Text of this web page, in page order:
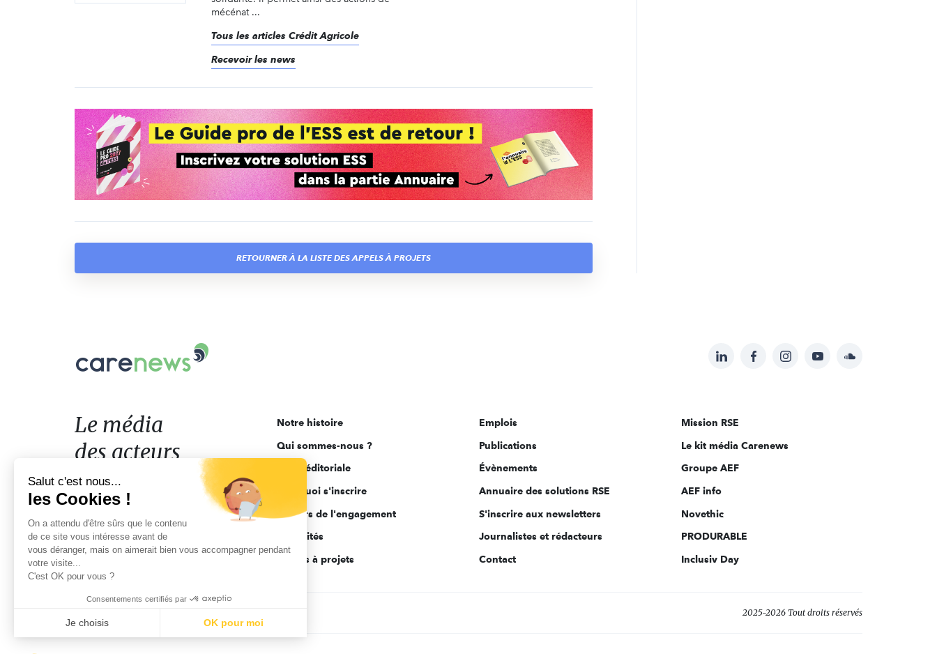
mécénat ...
Tous les articles Crédit Agricole
Recevoir les news
RETOURNER À LA LISTE DES APPELS À PROJETS
Suivez-
sur:
LinkedInFacebookInstagramYouTubeSoundcloud
Le
acteurs
de
l'engagement
Le média
des acteurs
de l'engagement
Notre histoire
Qui sommes-nous ?
Ligne éditoriale
Pourquoi s'inscrire
Acteurs de l'engagement
Actualités
Appels à projets
Emplois
Publications
Évènements
Annuaire des solutions RSE
S'inscrire aux newsletters
Journalistes et rédacteurs
Contact
Mission RSE
Le kit média Carenews
Groupe AEF
AEF info
Novethic
PRODURABLE
Inclusiv Day
2025-2026 Tout droits réservés
Salut c'est nous...
les Cookies !
On a attendu d'être sûrs que le contenu
de ce site vous intéresse avant de
vous déranger, mais on aimerait bien vous accompagner pendant
votre visite...
C'est OK pour vous ?
Consentements certifiés par
Je choisis OK pour moi